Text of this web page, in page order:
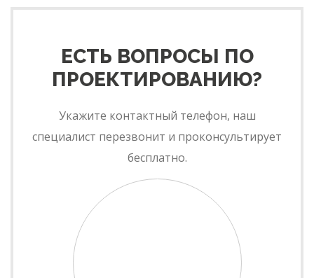
ЕСТЬ ВОПРОСЫ ПО
ПРОЕКТИРОВАНИЮ?
Укажите контактный телефон, наш
специалист перезвонит и проконсультирует
бесплатно.